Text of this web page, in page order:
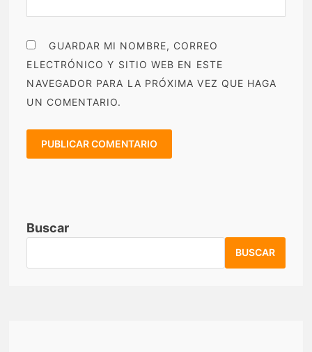
GUARDAR MI NOMBRE, CORREO
ELECTRÓNICO Y SITIO WEB EN ESTE
NAVEGADOR PARA LA PRÓXIMA VEZ QUE HAGA
UN COMENTARIO.
Buscar
BUSCAR